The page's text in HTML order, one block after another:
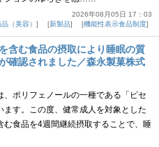
2026年08月05日 17：03
（美容） 新製品 機能性表示食品制度
含む食品の摂取により睡眠の質
確認されました／森永製菓株式
、ポリフェノールの一種である「ピセ
す。この度、健常成人を対象とした
む食品を4週間継続摂取することで、睡